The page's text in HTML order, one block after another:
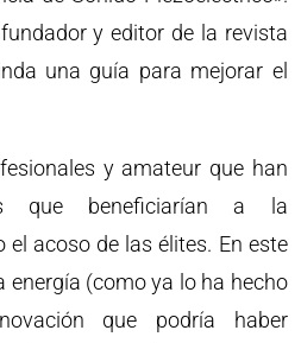
y editor de la revista
una guía para mejorar el
y amateur que han
que beneficiarían a la
acoso de las élites. En este
energía (como ya lo ha hecho
que podría haber